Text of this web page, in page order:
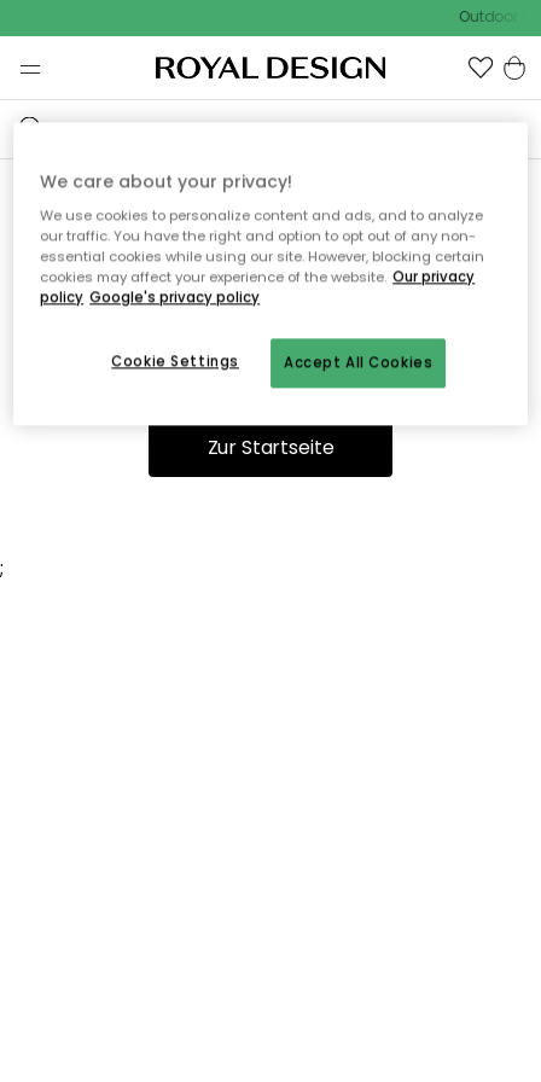
Outdoor
Ooops, die Seite wurde nicht
gefunden.
Sie können auf unserer Startseiteweiter navigieren.
Zur Startseite
;
We care about your privacy!
We use cookies to personalize content and ads, and to analyze
our traffic. You have the right and option to opt out of any non-
essential cookies while using our site. However, blocking certain
cookies may affect your experience of the website. Our privacy
policy Google's privacy policy
Accept All Cookies
Cookie Settings